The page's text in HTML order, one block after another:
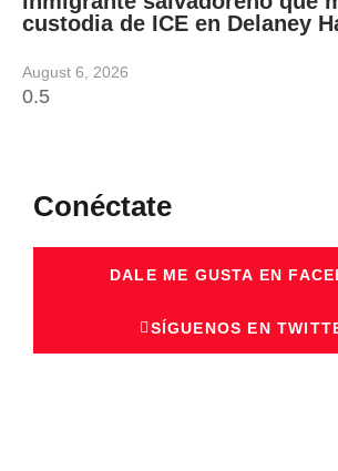
custodia de ICE en Delaney
August 6, 2026
Conéctate
DALE ME GUSTA EN
SÍGUENOS EN